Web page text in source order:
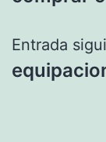
de
Entrada